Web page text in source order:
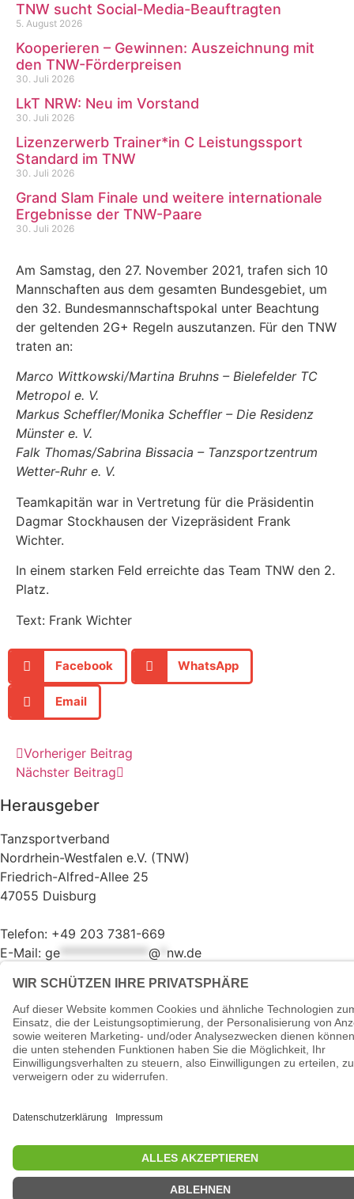
TNW sucht Social-Media-Beauftragten
5. August 2026
Kooperieren – Gewinnen: Auszeichnung mit
den TNW-Förderpreisen
30. Juli 2026
LkT NRW: Neu im Vorstand
30. Juli 2026
Lizenzerwerb Trainer*in C Leistungssport
Standard im TNW
30. Juli 2026
Grand Slam Finale und weitere internationale
Ergebnisse der TNW-Paare
30. Juli 2026
Am Samstag, den 27. November 2021, trafen sich 10
Mannschaften aus dem gesamten Bundesgebiet, um
den 32. Bundesmannschaftspokal unter Beachtung
der geltenden 2G+ Regeln auszutanzen. Für den TNW
traten an:
Marco Wittkowski/Martina Bruhns – Bielefelder TC
Metropol e. V.
Markus Scheffler/Monika Scheffler – Die Residenz
Münster e. V.
Falk Thomas/Sabrina Bissacia – Tanzsportzentrum
Wetter-Ruhr e. V.
Teamkapitän war in Vertretung für die Präsidentin
Dagmar Stockhausen der Vizepräsident Frank
Wichter.
In einem starken Feld erreichte das Team TNW den 2.
Platz.
Text: Frank Wichter
Facebook WhatsApp
Email
Vorheriger Beitrag
Nächster Beitrag
Herausgeber
Tanzsportverband
Nordrhein-Westfalen e.V. (TNW)
Friedrich-Alfred-Allee 25
47055 Duisburg
Telefon: +49 203 7381-669
E-Mail: ge @ nw.de
© 2026 - Tanzsportverband
Nordrhein-Westfalen e.V.
Datenschutzerklärung Impressum